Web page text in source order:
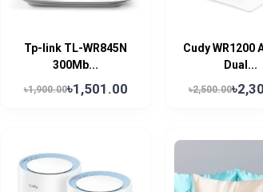
Tp-link TL-WR845N
300Mb...
৳1,900.00৳1,501.00
Cudy WR1200
Dual...
৳2,500.00